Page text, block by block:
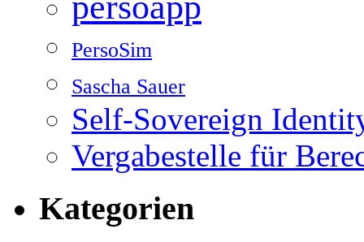
PersoSim
Sascha Sauer
Self-Sovereign
Vergabestelle für
Kategorien